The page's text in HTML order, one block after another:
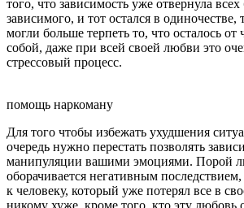
того, что зависимость уже отвернула
зависимого, и тот остался в одиночестве,
могли больше терпеть то, что осталось от
собой, даже при всей своей любви это
стрессовый процесс.
помощь наркоману
Для того чтобы избежать ухудшения
очередь нужно перестать позволять
манипуляции вашими эмоциями. Порой
оборачивается негативным
к человеку, который уже потерял все в
никому хуже, кроме того, кто эту любовь